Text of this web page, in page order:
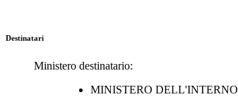
Destinatari
Ministero destinatario:
MINISTERO DELL'INTERNO